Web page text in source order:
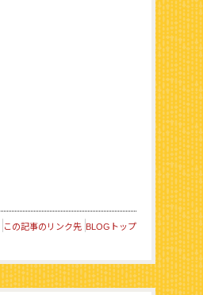
この記事のリンク先 BLOGトップ